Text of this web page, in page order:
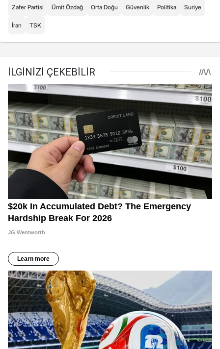
Zafer Partisi Ümit Özdağ Orta Doğu Güvenlik Politika Suriye
İran TSK